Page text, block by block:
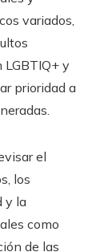
variados,
y
prioridad a
el
los
y la
como
de las